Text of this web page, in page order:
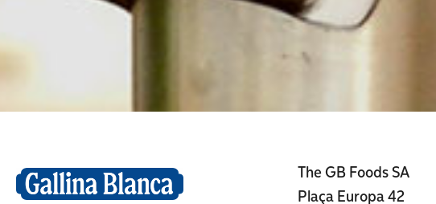
The GB Foods SA
Plaça Europa 42